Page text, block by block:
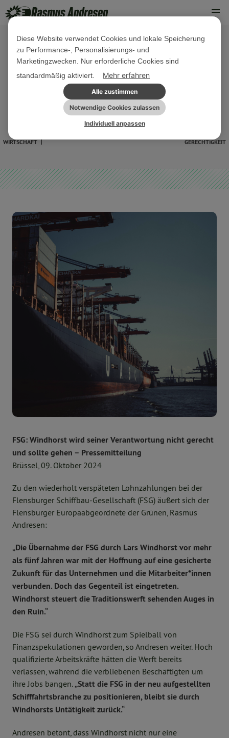
09. OKTOBER 2024
FSG: Windhorst wird seiner
Verantwortung nicht gerecht und
sollte gehen
WIRTSCHAFT
GERECHTIGKEIT
FSG: Windhorst wird seiner Verantwortung nicht gerecht
und sollte gehen – Pressemitteilung
Brüssel, 09. Oktober 2024
Zu den wiederholt verspäteten Lohnzahlungen bei der
Flensburger Schiffbau-Gesellschaft (FSG) äußert sich der
Flensburger Europaabgeordnete der Grünen, Rasmus
Andresen:
„Die Übernahme der FSG durch Lars Windhorst vor mehr
als fünf Jahren war mit der Hoffnung auf eine gesicherte
Zukunft für das Unternehmen und die Mitarbeiter*innen
verbunden. Doch das Gegenteil ist eingetreten.
Windhorst steuert die Traditionswerft sehenden Auges in
den Ruin.“
Die FSG sei durch Windhorst zum Spielball von
Finanzspekulationen geworden, so Andresen weiter. Hoch
qualifizierte Arbeitskräfte hätten die Werft bereits
verlassen, während die verbliebenen Beschäftigten um
ihre Jobs bangen.„Statt die FSG in der neu aufgestellten
Schifffahrtsbranche zu positionieren, bleibt sie durch
Windhorsts Untätigkeit zurück.“
Andresen betont, dass Windhorst nicht nur eine
Diese Website verwendet Cookies und lokale Speicherung
zu Performance-, Personalisierungs- und
Marketingzwecken. Nur erforderliche Cookies sind
standardmäßig aktiviert.
Mehr erfahren
Alle zustimmen
Notwendige Cookies zulassen
Individuell anpassen